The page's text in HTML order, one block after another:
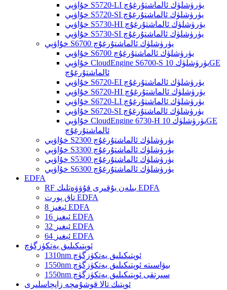
خۇاۋېي S5720-LI يۈرۈشلۈك ئالماشتۇرغۇچ
خۇاۋېي S5720-SI يۈرۈشلۈك ئالماشتۇرغۇچ
خۇاۋېي S5730-HI يۈرۈشلۈك ئالماشتۇرغۇچ
خۇاۋېي S5730-SI يۈرۈشلۈك ئالماشتۇرغۇچ
خۇاۋېي S6700 يۈرۈشلۈك ئالماشتۇرغۇچ
خۇاۋېي S6700 يۈرۈشلۈك ئالماشتۇرغۇچ
خۇاۋېي CloudEngine S6700-S يۈرۈشلۈك 10GE
ئالماشتۇرغۇچ
خۇاۋېي S6720-EI يۈرۈشلۈك ئالماشتۇرغۇچ
خۇاۋېي S6720-HI يۈرۈشلۈك ئالماشتۇرغۇچ
خۇاۋېي S6720-LI يۈرۈشلۈك ئالماشتۇرغۇچ
خۇاۋېي S6720-SI يۈرۈشلۈك ئالماشتۇرغۇچ
خۇاۋېي CloudEngine 6730-H يۈرۈشلۈك 10GE
ئالماشتۇرغۇچ
خۇاۋېي S2300 يۈرۈشلۈك ئالماشتۇرغۇچ
خۇاۋېي S3300 يۈرۈشلۈك ئالماشتۇرغۇچ
خۇاۋېي S5300 يۈرۈشلۈك ئالماشتۇرغۇچ
خۇاۋېي S6300 يۈرۈشلۈك ئالماشتۇرغۇچ
EDFA
RF بىلەن يۇقىرى قۇۋۋەتلىك EDFA
تاق پورت EDFA
8 ئېغىز EDFA
16 ئېغىز EDFA
32 ئېغىز EDFA
64 ئېغىز EDFA
ئوپتىكىلىق يەتكۈزگۈچ
1310nm ئوپتىكىلىق يەتكۈزگۈچ
1550nm بىۋاسىتە ئوپتىكىلىق يەتكۈزگۈچ
1550nm سىرتقى ئوپتىكىلىق يەتكۈزگۈچ
ئوپتىك تالا قوشۇمچە زاپچاسلىرى